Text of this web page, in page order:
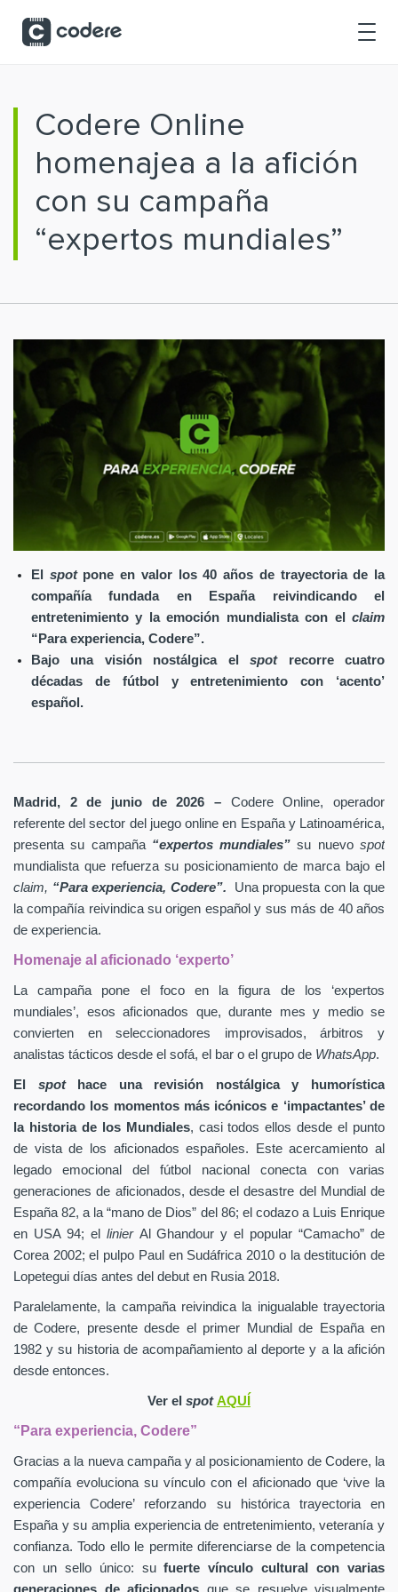
Codere Online
homenajea a la afición
con su campaña
“expertos mundiales”
El spot pone en valor los 40 años de trayectoria de la
compañía fundada en España reivindicando el
entretenimiento y la emoción mundialista con el claim
“Para experiencia, Codere”.
Bajo una visión nostálgica elspotrecorre cuatro
décadas de fútbol y entretenimiento con ‘acento’
español.
Madrid, 2 de junio de 2026 – Codere Online, operador
referente del sector del juego online en España y Latinoamérica,
presenta su campaña “expertos mundiales” su nuevospot
mundialista que refuerza su posicionamiento de marca bajo el
claim, “Para experiencia, Codere”.
Una propuesta con la que
la compañía reivindica su origen español y sus más de 40 años
de experiencia.
Homenaje al aficionado ‘experto’
La campaña pone el foco en la figura de los ‘expertos
mundiales’, esos aficionados que, durante mes y medio se
convierten en seleccionadores improvisados, árbitros y
analistas tácticos desde el sofá, el bar o el grupo de WhatsApp.
El spothace una revisión nostálgica y humorística
recordando los momentos más icónicos e ‘impactantes’ de
la historia de los Mundiales, casi todos ellos desde el punto
de vista de los aficionados españoles. Este acercamiento al
legado emocional del fútbol nacional conecta con varias
generaciones de aficionados, desde el desastre del Mundial de
España 82, a la “mano de Dios” del 86; el codazo a Luis Enrique
en USA 94; el linier Al Ghandour y el popular “Camacho” de
Corea 2002; el pulpo Paul en Sudáfrica 2010 o la destitución de
Lopetegui días antes del debut en Rusia 2018.
Paralelamente, la campaña reivindica la inigualable trayectoria
de Codere, presente desde el primer Mundial de España en
1982 y su historia de acompañamiento al deporte y a la afición
desde entonces.
Ver el spotAQUÍ
“Para experiencia, Codere”
Gracias a la nueva campaña y al posicionamiento de Codere, la
compañía evoluciona su vínculo con el aficionado que ‘vive la
experiencia Codere’ reforzando su histórica trayectoria en
España y su amplia experiencia de entretenimiento, veteranía y
confianza. Todo ello le permite diferenciarse de la competencia
con un sello único: sufuerte vínculo cultural con varias